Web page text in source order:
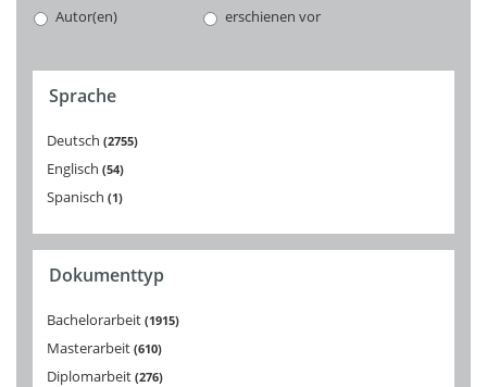
Autor(en)
erschienen vor
Sprache
Deutsch 2755
Englisch 54
Spanisch 1
Dokumenttyp
Bachelorarbeit 1915
Masterarbeit 610
Diplomarbeit 276